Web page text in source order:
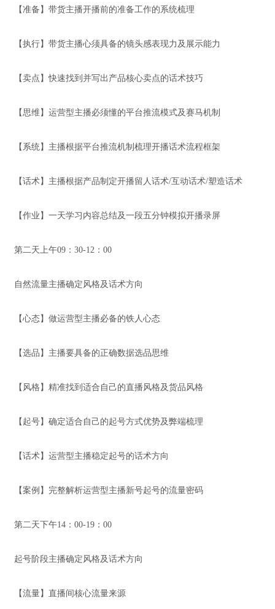
【准备】带货主播开播前的准备工作的系统梳理
【执行】带货主播心须具备的镜头感表现力及展示能力
【卖点】快速找到并写出产品核心卖点的话术技巧
【思维】运营型主播必须懂的平台推流模式及赛马机制
【系统】主播根据平台推流机制梳理开播话术流程框架
【话术】主播根据产品制定开播留人话术/互动话术/塑造话术
【作业】一天学习内容总结及一段五分钟模拟开播录屏
第二天上午09：30-12：00
自然流量主播确定风格及话术方向
【心态】做运营型主播必备的铁人心态
【选品】主播要具备的正确数据选品思维
【风格】精准找到适合自己的直播风格及货品风格
【起号】确定适合自己的起号方式优势及弊端梳理
【话术】运营型主播稳定起号的话术方向
【案例】完整解析运营型主播新号起号的流量密码
第二天下午14：00-19：00
起号阶段主播确定风格及话术方向
【流量】直播间核心流量来源